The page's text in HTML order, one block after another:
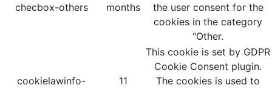
checbox-others
months
the user consent for the
cookies in the category
"Other.
cookielawinfo-
11
This cookie is set by GDPR
Cookie Consent plugin.
The cookies is used to